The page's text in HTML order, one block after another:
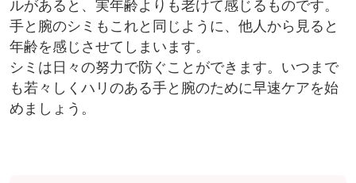
ルがあると、実年齢よりも老けて感じるものです。
手と腕のシミもこれと同じように、他人から見ると
年齢を感じさせてしまいます。
シミは日々の努力で防ぐことができます。いつまで
も若々しくハリのある手と腕のために早速ケアを始
めましょう。